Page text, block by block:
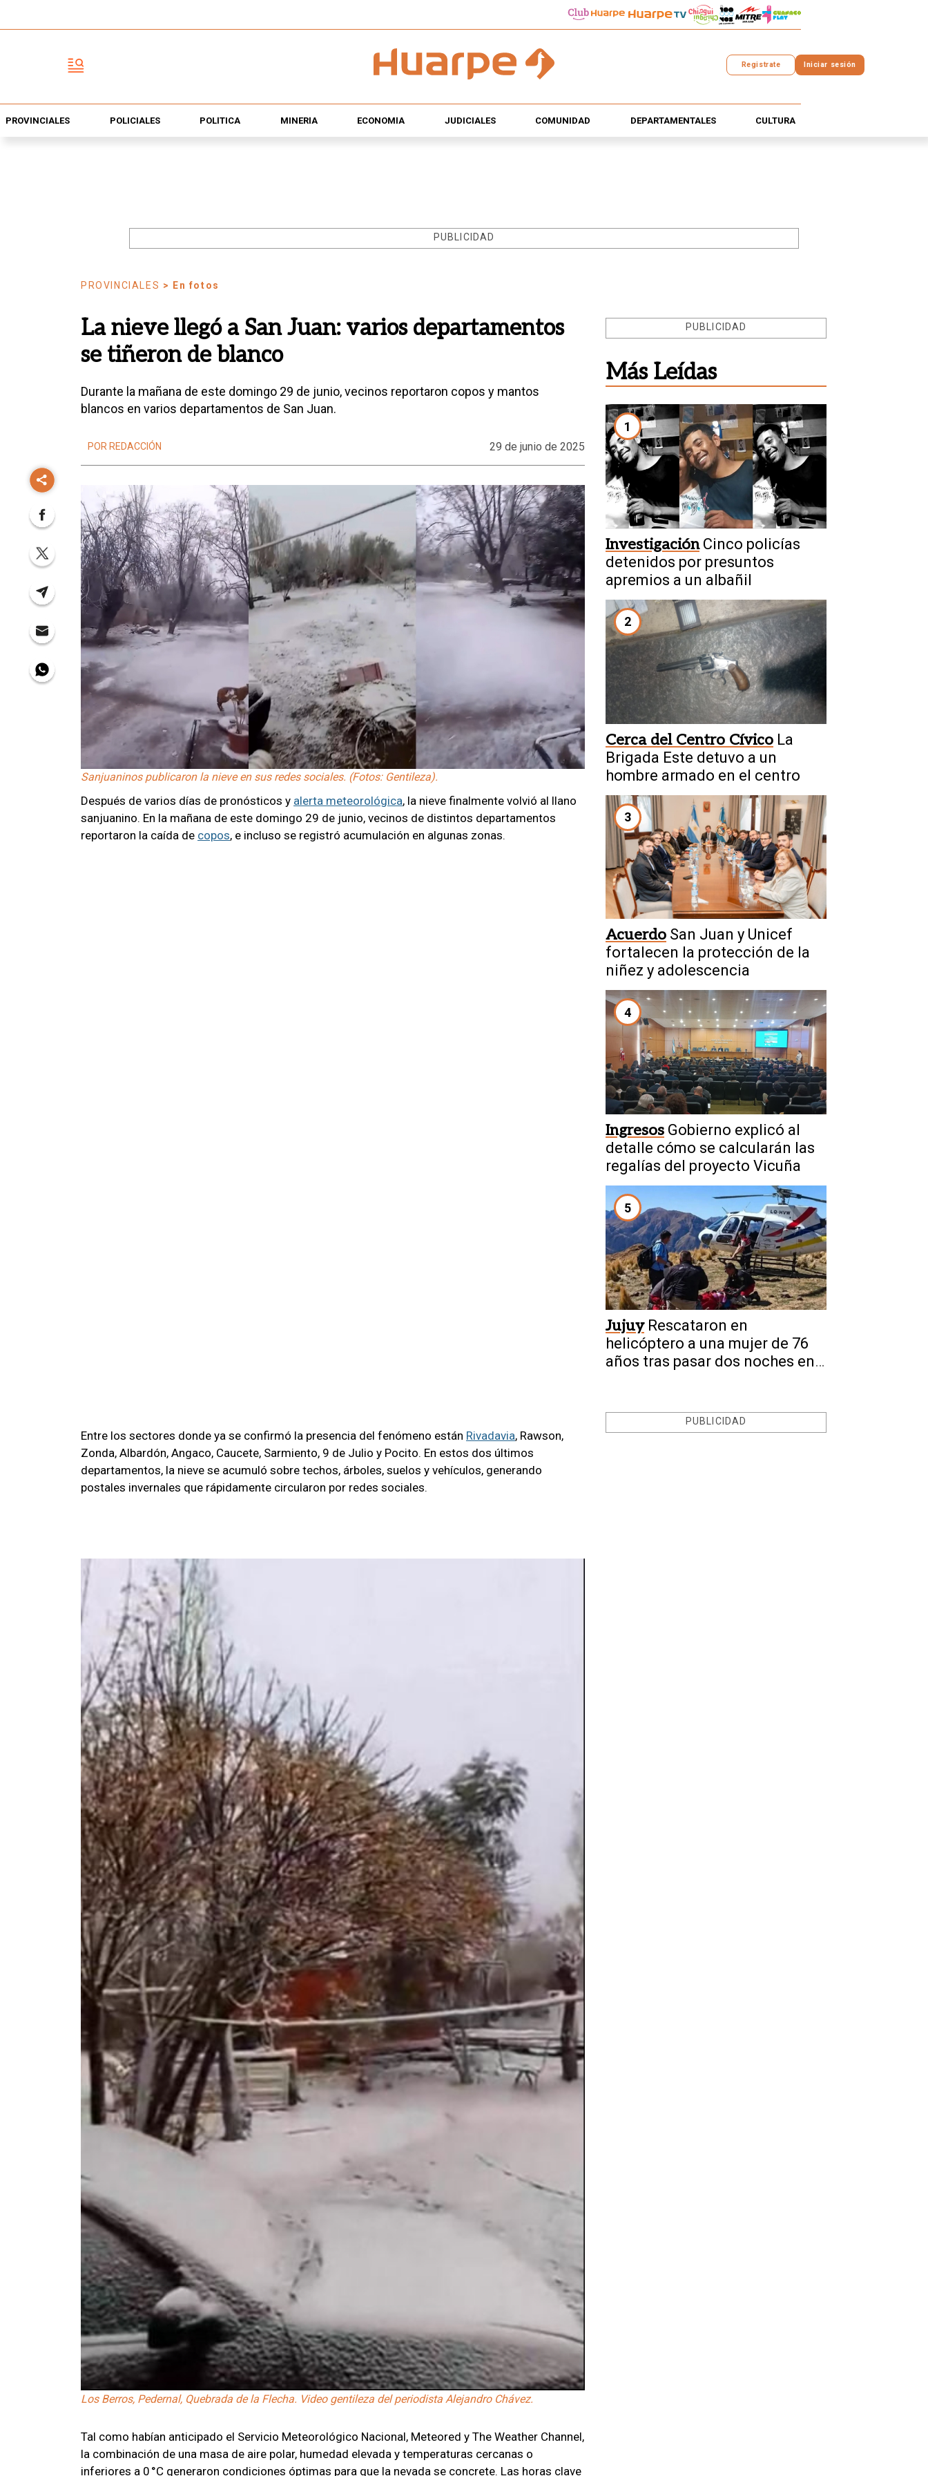
Registrate Iniciar sesión
PROVINCIALES POLICIALES POLÍTICA MINERÍA ECONOMÍA JUDICIALES COMUNIDAD DEPARTAMENTALES CULTURA
PUBLICIDAD
PROVINCIALES > En fotos
La nieve llegó a San Juan: varios departamentos
se tiñeron de blanco
Durante la mañana de este domingo 29 de junio, vecinos reportaron copos y mantos
blancos en varios departamentos de San Juan.
POR REDACCIÓN 29 de junio de 2025
Sanjuaninos publicaron la nieve en sus redes sociales. (Fotos: Gentileza).
Después de varios días de pronósticos y alerta meteorológica, la nieve finalmente volvió al llano
sanjuanino. En la mañana de este domingo 29 de junio, vecinos de distintos departamentos
reportaron la caída de copos, e incluso se registró acumulación en algunas zonas.
Entre los sectores donde ya se confirmó la presencia del fenómeno están Rivadavia, Rawson,
Zonda, Albardón, Angaco, Caucete, Sarmiento, 9 de Julio y Pocito. En estos dos últimos
departamentos, la nieve se acumuló sobre techos, árboles, suelos y vehículos, generando
postales invernales que rápidamente circularon por redes sociales.
Los Berros, Pedernal, Quebrada de la Flecha. Video gentileza del periodista Alejandro Chávez.
Tal como habían anticipado el Servicio Meteorológico Nacional, Meteored y The Weather Channel,
la combinación de una masa de aire polar, humedad elevada y temperaturas cercanas o
inferiores a 0 °C generaron condiciones óptimas para que la nevada se concrete. Las horas clave
PUBLICIDAD
Más Leídas
1
Investigación Cinco policías
detenidos por presuntos
apremios a un albañil
2
Cerca del Centro Cívico La
Brigada Este detuvo a un
hombre armado en el centro
3
Acuerdo San Juan y Unicef
fortalecen la protección de la
niñez y adolescencia
4
Ingresos Gobierno explicó al
detalle cómo se calcularán las
regalías del proyecto Vicuña
5
Jujuy Rescataron en
helicóptero a una mujer de 76
años tras pasar dos noches en
PUBLICIDAD